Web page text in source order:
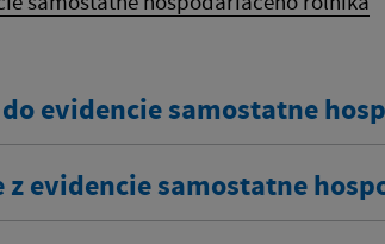
evidencie samostatne
z evidencie samostatne